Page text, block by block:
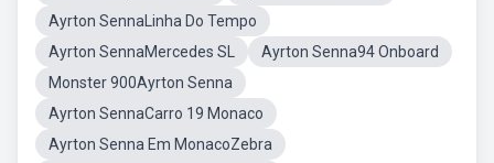
Ayrton SennaLinha Do Tempo
Ayrton SennaMercedes SL
Ayrton Senna94 Onboard
Monster 900Ayrton Senna
Ayrton SennaCarro 19 Monaco
Ayrton Senna Em MonacoZebra